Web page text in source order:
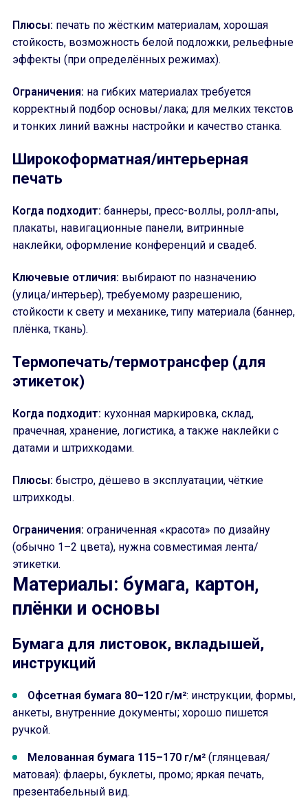
Плюсы: печать по жёстким материалам, хорошая
стойкость, возможность белой подложки, рельефные
эффекты (при определённых режимах).
Ограничения: на гибких материалах требуется
корректный подбор основы/лака; для мелких текстов
и тонких линий важны настройки и качество станка.
Широкоформатная/интерьерная
печать
Когда подходит: баннеры, пресс-воллы, ролл-апы,
плакаты, навигационные панели, витринные
наклейки, оформление конференций и свадеб.
Ключевые отличия: выбирают по назначению
(улица/интерьер), требуемому разрешению,
стойкости к свету и механике, типу материала (баннер,
плёнка, ткань).
Термопечать/термотрансфер (для
этикеток)
Когда подходит: кухонная маркировка, склад,
прачечная, хранение, логистика, а также наклейки с
датами и штрихкодами.
Плюсы: быстро, дёшево в эксплуатации, чёткие
штрихкоды.
Ограничения: ограниченная «красота» по дизайну
(обычно 1–2 цвета), нужна совместимая лента/
этикетки.
Материалы: бумага, картон,
плёнки и основы
Бумага для листовок, вкладышей,
инструкций
Офсетная бумага 80–120 г/м²: инструкции, формы,
анкеты, внутренние документы; хорошо пишется
ручкой.
Мелованная бумага 115–170 г/м² (глянцевая/
матовая): флаеры, буклеты, промо; яркая печать,
презентабельный вид.